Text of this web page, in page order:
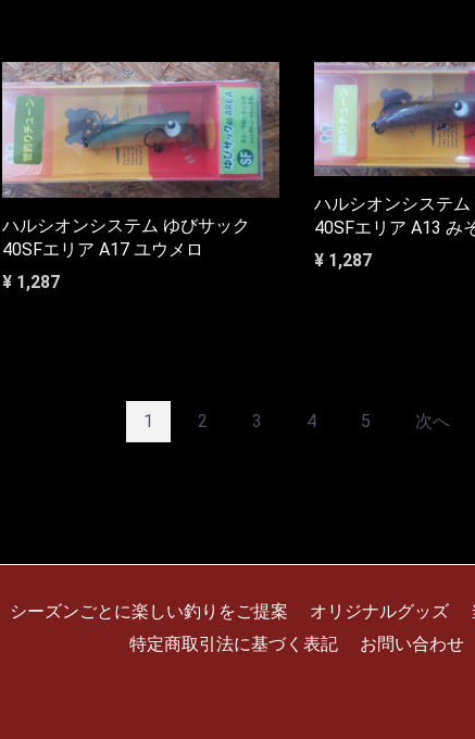
ハルシオンシステム ゆびサック
40SFエリア A17 ユウメロ
¥ 1,287
ハルシオンシステム
40SFエリア A13 み
¥ 1,287
1 2 3 4 5 次へ
シーズンごとに楽しい釣りをご提案 オリジナルグッズ
特定商取引法に基づく表記
お問い合わせ